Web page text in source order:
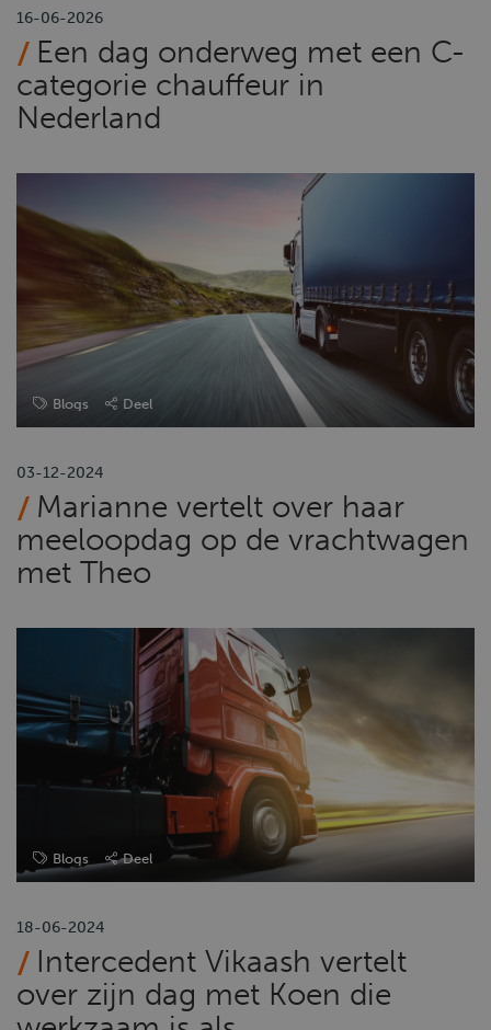
16-06-2026
Een dag onderweg met een C-
categorie chauffeur in
Nederland
Blogs Deel
03-12-2024
Marianne vertelt over haar
meeloopdag op de vrachtwagen
met Theo
Blogs Deel
18-06-2024
Intercedent Vikaash vertelt
over zijn dag met Koen die